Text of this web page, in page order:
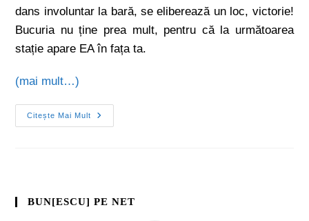
dans involuntar la bară, se eliberează un loc, victorie!
Bucuria nu ține prea mult, pentru că la următoarea
stație apare EA în fața ta.
(mai mult…)
Citește Mai Mult
BUN[ESCU] PE NET